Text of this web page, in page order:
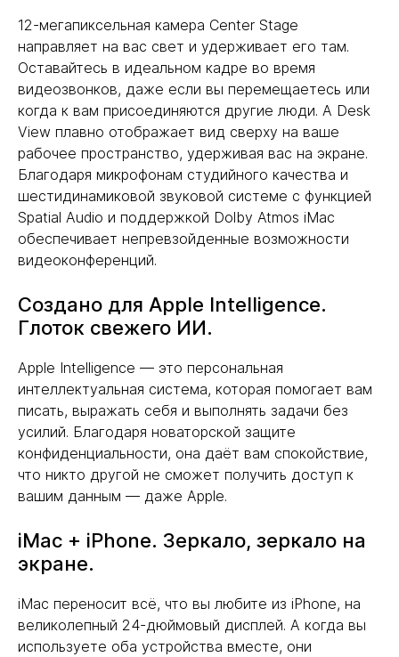
12-мегапиксельная камера Center Stage
направляет на вас свет и удерживает его там.
Оставайтесь в идеальном кадре во время
видеозвонков, даже если вы перемещаетесь или
когда к вам присоединяются другие люди. А Desk
View плавно отображает вид сверху на ваше
рабочее пространство, удерживая вас на экране.
Благодаря микрофонам студийного качества и
шестидинамиковой звуковой системе с функцией
Spatial Audio и поддержкой Dolby Atmos iMac
обеспечивает непревзойденные возможности
видеоконференций.
Создано для Apple Intelligence.
Глоток свежего ИИ.
Apple Intelligence — это персональная
интеллектуальная система, которая помогает вам
писать, выражать себя и выполнять задачи без
усилий. Благодаря новаторской защите
конфиденциальности, она даёт вам спокойствие,
что никто другой не сможет получить доступ к
вашим данным — даже Apple.
iMac + iPhone. Зеркало, зеркало на
экране.
iMac переносит всё, что вы любите из iPhone, на
великолепный 24-дюймовый дисплей. А когда вы
используете оба устройства вместе, они